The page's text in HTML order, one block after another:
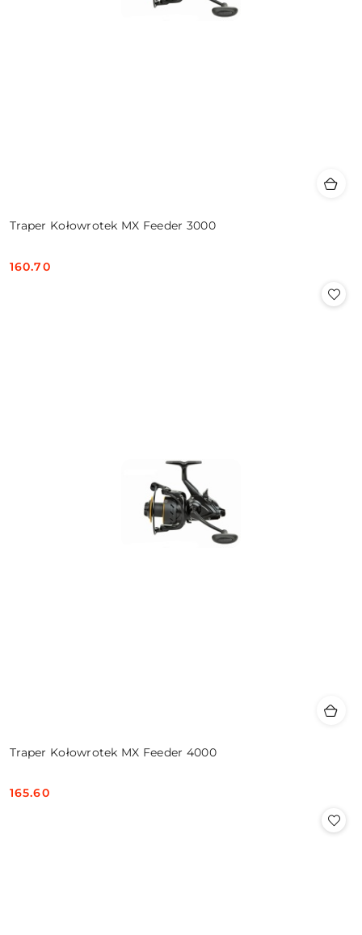
Traper Kołowrotek MX Feeder 3000
Cena:
160.70
Traper Kołowrotek MX Feeder 4000
Cena:
165.60